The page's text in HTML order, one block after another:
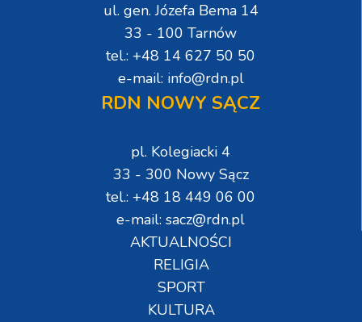
ul. gen. Józefa Bema 14
33 - 100 Tarnów
tel.: +48 14 627 50 50
e-mail: info@rdn.pl
RDN NOWY SĄCZ
pl. Kolegiacki 4
33 - 300 Nowy Sącz
tel.: +48 18 449 06 00
e-mail: sacz@rdn.pl
AKTUALNOŚCI
RELIGIA
SPORT
KULTURA